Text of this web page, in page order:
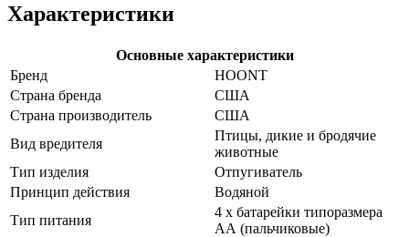
Характеристики
Основные характеристики
Бренд
HOONT
Страна бренда
США
Страна производитель
США
Вид вредителя
Птицы, дикие и бродячие
животные
Тип изделия
Отпугиватель
Принцип действия
Водяной
Тип питания
4 х батарейки типоразмера
АА (пальчиковые)